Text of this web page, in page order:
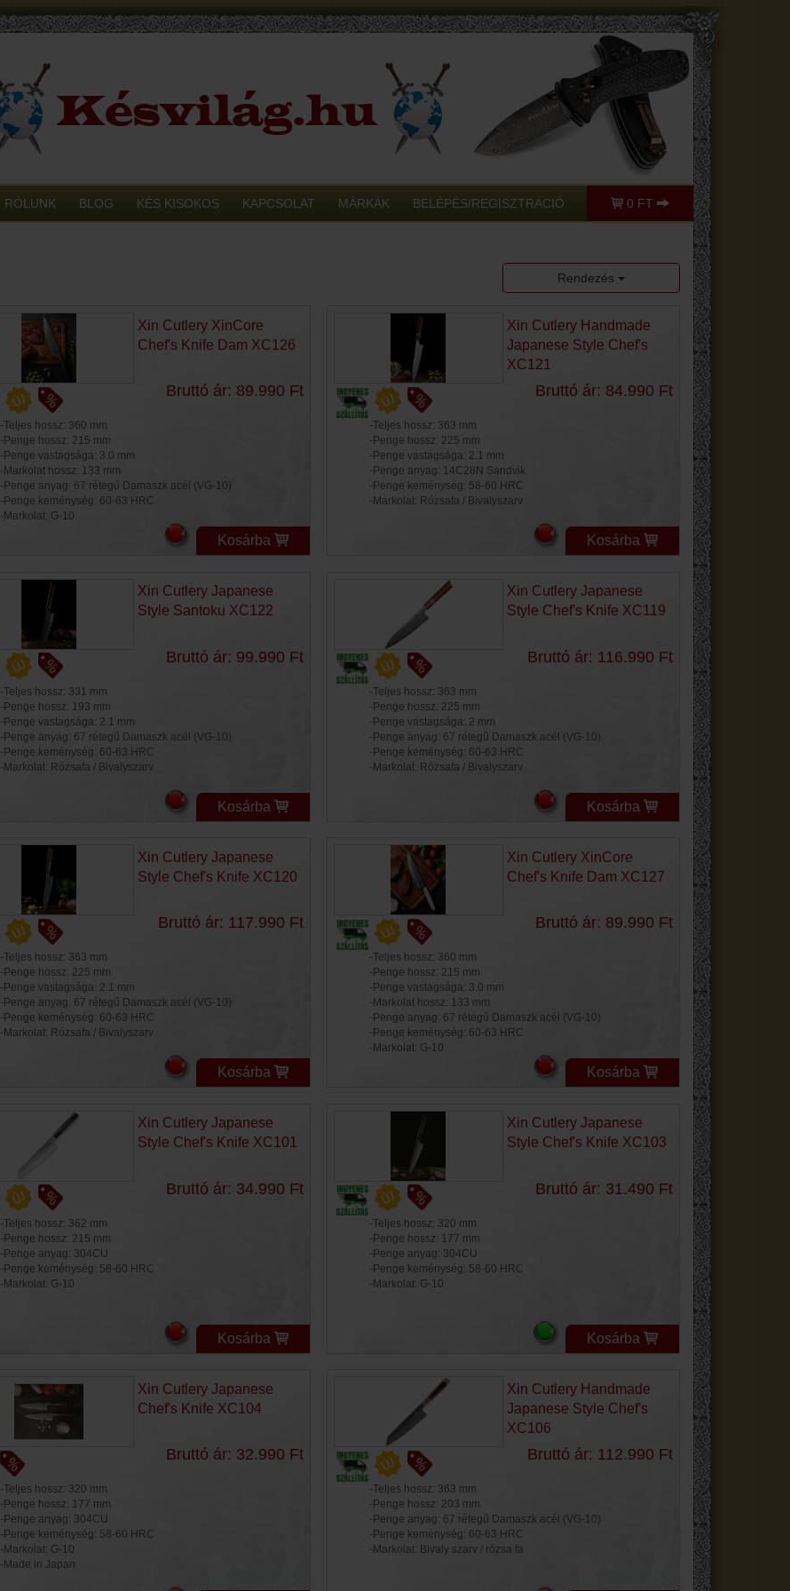
RÓLUNK BLOG KÉS KISOKOS KAPCSOLAT MÁRKÁK BELÉPÉS/REGISZTRÁCIÓ 0 FT
Rendezés
Xin Cutlery XinCore
Chef's Knife Dam XC126
Bruttó ár: 89.990 Ft
-Teljes hossz: 360 mm
-Penge hossz: 215 mm
-Penge vastagsága: 3.0 mm
-Markolat hossz: 133 mm
-Penge anyag: 67 rétegű Damaszk acél (VG-10)
-Penge keménység: 60-63 HRC
-Markolat: G-10
Kosárba
Xin Cutlery Handmade
Japanese Style Chef's
XC121
Bruttó ár: 84.990 Ft
-Teljes hossz: 363 mm
-Penge hossz: 225 mm
-Penge vastagsága: 2.1 mm
-Penge anyag: 14C28N Sandvik
-Penge keménység: 58-60 HRC
-Markolat: Rózsafa / Bivalyszarv
Kosárba
Xin Cutlery Japanese
Style Santoku XC122
Bruttó ár: 99.990 Ft
-Teljes hossz: 331 mm
-Penge hossz: 193 mm
-Penge vastagsága: 2.1 mm
-Penge anyag: 67 rétegű Damaszk acél (VG-10)
-Penge keménység: 60-63 HRC
-Markolat: Rózsafa / Bivalyszarv
Kosárba
Xin Cutlery Japanese
Style Chef's Knife XC119
Bruttó ár: 116.990 Ft
-Teljes hossz: 363 mm
-Penge hossz: 225 mm
-Penge vastagsága: 2 mm
-Penge anyag: 67 rétegű Damaszk acél (VG-10)
-Penge keménység: 60-63 HRC
-Markolat: Rózsafa / Bivalyszarv
Kosárba
Xin Cutlery Japanese
Style Chef's Knife XC120
Bruttó ár: 117.990 Ft
-Teljes hossz: 363 mm
-Penge hossz: 225 mm
-Penge vastagsága: 2.1 mm
-Penge anyag: 67 rétegű Damaszk acél (VG-10)
-Penge keménység: 60-63 HRC
-Markolat: Rózsafa / Bivalyszarv
Kosárba
Xin Cutlery XinCore
Chef's Knife Dam XC127
Bruttó ár: 89.990 Ft
-Teljes hossz: 360 mm
-Penge hossz: 215 mm
-Penge vastagsága: 3.0 mm
-Markolat hossz: 133 mm
-Penge anyag: 67 rétegű Damaszk acél (VG-10)
-Penge keménység: 60-63 HRC
-Markolat: G-10
Kosárba
Xin Cutlery Japanese
Style Chef's Knife XC101
Bruttó ár: 34.990 Ft
-Teljes hossz: 362 mm
-Penge hossz: 215 mm
-Penge anyag: 304CU
-Penge keménység: 58-60 HRC
-Markolat: G-10
Kosárba
Xin Cutlery Japanese
Style Chef's Knife XC103
Bruttó ár: 31.490 Ft
-Teljes hossz: 320 mm
-Penge hossz: 177 mm
-Penge anyag: 304CU
-Penge keménység: 58-60 HRC
-Markolat: G-10
Kosárba
Xin Cutlery Japanese
Chef's Knife XC104
Bruttó ár: 32.990 Ft
-Teljes hossz: 320 mm
-Penge hossz: 177 mm
-Penge anyag: 304CU
-Penge keménység: 58-60 HRC
-Markolat: G-10
-Made in Japan
Xin Cutlery Handmade
Japanese Style Chef's
XC106
Bruttó ár: 112.990 Ft
-Teljes hossz: 363 mm
-Penge hossz: 203 mm
-Penge anyag: 67 rétegű Damaszk acél (VG-10)
-Penge keménység: 60-63 HRC
-Markolat: Bivaly szarv / rózsa fa